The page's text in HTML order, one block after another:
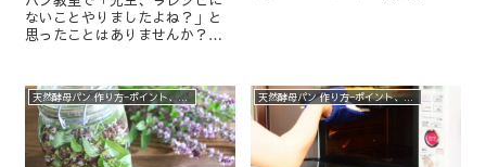
ないことやりましたよね？」と
思ったことはありませんか？実
ように当たり前」な無意識の行
動なんです。パン作りが劇的に
上達する「質問力」と、プロの
頭の中を引き出すコツをお話し
します。
天然酵母パン 作り方−ポイント、実験、裏話など 天然酵母パン 作り方−ポイント、実験、裏話など